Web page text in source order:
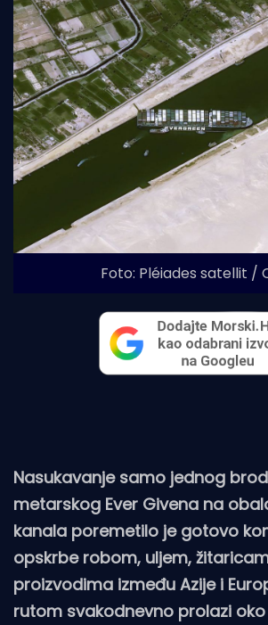
Foto: Pléiades satellit /
Nasukavanje samo jednog
metarskog Ever Givena na
kanala poremetilo je gotovo
opskrbe robom, uljem,
proizvodima između Azije i
rutom svakodnevno prolazi